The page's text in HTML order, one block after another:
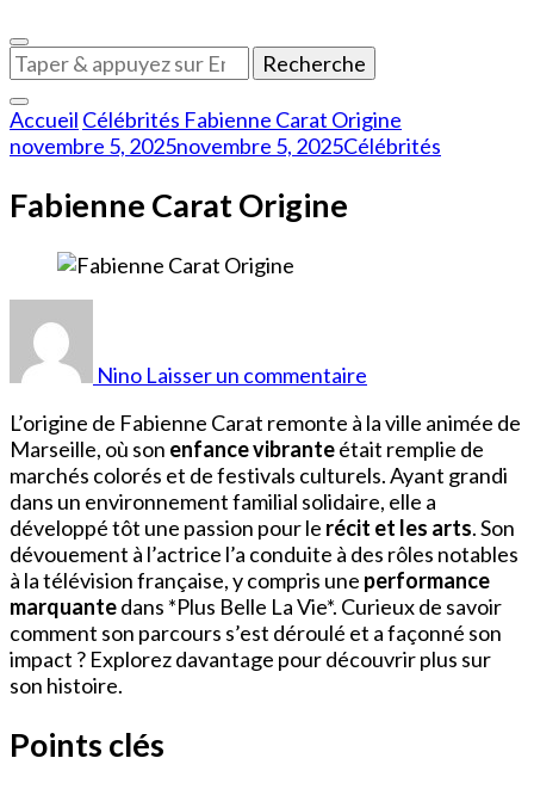
Vous
recherchiez
quelque
chose
?
Accueil Célébrités Fabienne Carat Origine
novembre 5, 2025novembre 5, 2025Célébrités
Fabienne Carat Origine
Nino Laisser un commentaire
Origine
L’origine de Fabienne Carat remonte à la ville animée de
Marseille, où son enfance vibranteétait remplie de
marchés colorés et de festivals culturels. Ayant grandi
dans un environnement familial solidaire, elle a
développé tôt une passion pour le récit et les arts. Son
dévouement à l’actrice l’a conduite à des rôles notables
à la télévision française, y compris une performance
marquantedans *Plus Belle La Vie*. Curieux de savoir
comment son parcours s’est déroulé et a façonné son
impact ? Explorez davantage pour découvrir plus sur
son histoire.
Points clés